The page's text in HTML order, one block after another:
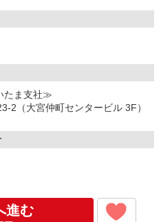
間受付中です！
ださい。
正職員登用前提でのお仕事も可
たま支社≫
2（大宮仲町センタービル 3F）
進む